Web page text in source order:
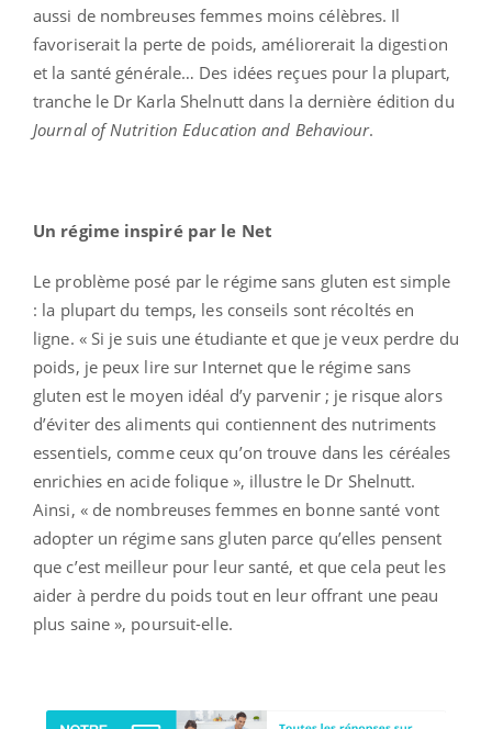
aussi de nombreuses femmes moins célèbres. Il
favoriserait la perte de poids, améliorerait la digestion
et la santé générale… Des idées reçues pour la plupart,
tranche le Dr Karla Shelnutt dans la dernière édition du
Journal of Nutrition Education and Behaviour.
Un régime inspiré par le Net
Le problème posé par le régime sans gluten est simple
: la plupart du temps, les conseils sont récoltés en
ligne. « Si je suis une étudiante et que je veux perdre du
poids, je peux lire sur Internet que le régime sans
gluten est le moyen idéal d’y parvenir ; je risque alors
d’éviter des aliments qui contiennent des nutriments
essentiels, comme ceux qu’on trouve dans les céréales
enrichies en acide folique », illustre le Dr Shelnutt.
Ainsi, « de nombreuses femmes en bonne santé vont
adopter un régime sans gluten parce qu’elles pensent
que c’est meilleur pour leur santé, et que cela peut les
aider à perdre du poids tout en leur offrant une peau
plus saine », poursuit-elle.